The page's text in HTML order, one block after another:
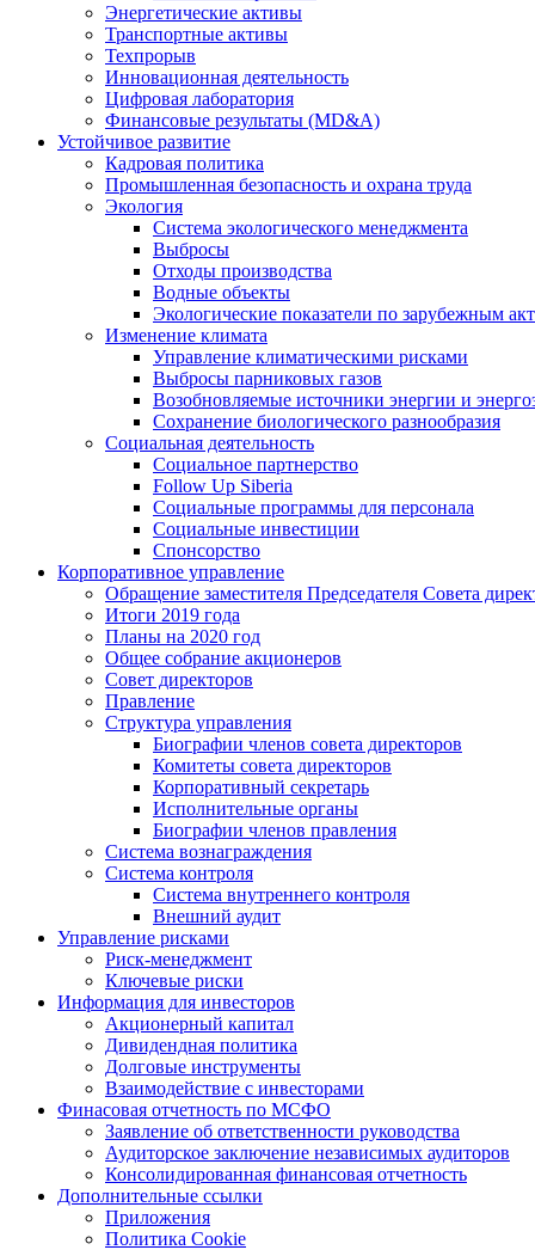
Энергетические активы
Транспортные активы
Техпрорыв
Инновационная деятельность
Цифровая лаборатория
Финансовые результаты (MD&A)
Устойчивое развитие
Кадровая политика
Промышленная безопасность и охрана труда
Экология
Система экологического менеджмента
Выбросы
Отходы производства
Водные объекты
Экологические показатели по зарубежным
Изменение климата
Управление климатическими рисками
Выбросы парниковых газов
Возобновляемые источники энергии и
Сохранение биологического разнообразия
Социальная деятельность
Социальное партнерство
Follow Up Siberia
Социальные программы для персонала
Социальные инвестиции
Спонсорство
Корпоративное управление
Обращение заместителя Председателя Совета
Итоги 2019 года
Планы на 2020 год
Общее собрание акционеров
Совет директоров
Правление
Структура управления
Биографии членов совета директоров
Комитеты совета директоров
Корпоративный секретарь
Исполнительные органы
Биографии членов правления
Система вознаграждения
Система контроля
Система внутреннего контроля
Внешний аудит
Управление рисками
Риск-менеджмент
Ключевые риски
Информация для инвесторов
Акционерный капитал
Дивидендная политика
Долговые инструменты
Взаимодействие с инвеcторами
Финасовая отчетность по МСФО
Заявление об ответственности руководства
Аудиторское заключение независимых аудиторов
Консолидированная финансовая отчетность
Дополнительные ссылки
Приложения
Политика Cookie